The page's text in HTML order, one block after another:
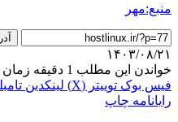
منبع:مهر
۱۴۰۳/۰۸/۲۱
خواندن این مطلب 1 دقیقه زمان میبرد
فیس بوک توییتر (X) لینکدین
رایانامه چاپ